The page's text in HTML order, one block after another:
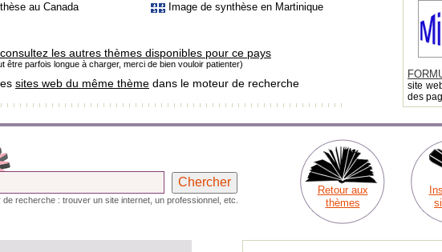
au Canada Image de synthèse en Martinique
consultez les autres thèmes disponibles pour ce pays
être parfois longue à charger, merci de bien vouloir patienter)
sites web du même thème dans le moteur de recherche
site
des
de recherche : trouver un site internet, un professionnel, etc.
Retour aux
thèmes